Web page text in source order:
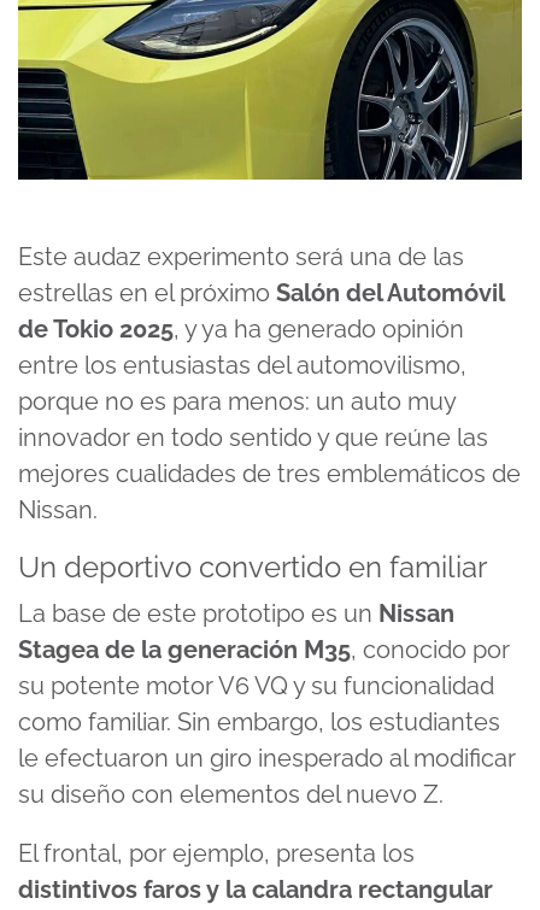
Este audaz experimento será una de las
estrellas en el próximo Salón del Automóvil
de Tokio 2025, y ya ha generado opinión
entre los entusiastas del automovilismo,
porque no es para menos: un auto muy
innovador en todo sentido y que reúne las
mejores cualidades de tres emblemáticos de
Nissan.
Un deportivo convertido en familiar
La base de este prototipo es un Nissan
Stagea de la generación M35, conocido por
su potente motor V6 VQ y su funcionalidad
como familiar. Sin embargo, los estudiantes
le efectuaron un giro inesperado al modificar
su diseño con elementos del nuevo Z.
El frontal, por ejemplo, presenta los
distintivos faros y la calandra rectangular